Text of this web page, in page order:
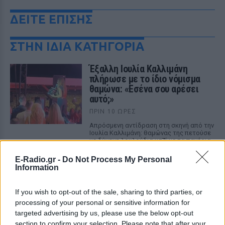
E-Radio.gr - Do Not Process My Personal
Information
If you wish to opt-out of the sale, sharing to third parties, or
processing of your personal or sensitive information for
targeted advertising by us, please use the below opt-out
section to confirm your selection. Please note that after your
ΔΕΙΤΕ ΕΠΙΣΗΣ
ΣΤΗΝ ΙΔΙΑ ΚΑΤΗΓΟΡΙΑ
Έξαλλη Ιουλία Καλλιμάνη
πλήρωσε με το ίδιο νόμισμα
θαμώνα: «Εσένα σου αρέσει
αυτό;»
ΠΡΙΝ 10 ΏΡΕΣ
Απρόσμενη αντίδραση στη σκηνή από την
Ιουλία Καλλιμάνη: θαμώνας της πετούσε
με δύναμη λουλούδια μαζί με τα πανέρια
αμέσως.
Δούσης...δικάζει
ΠΡΙΝ 10 ΏΡΕΣ
Αφορμή στάθηκαν δύο πραγματικά